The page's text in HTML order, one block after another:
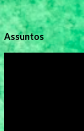
Assuntos